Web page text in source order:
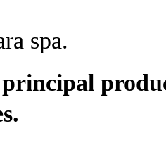
spa.
principal